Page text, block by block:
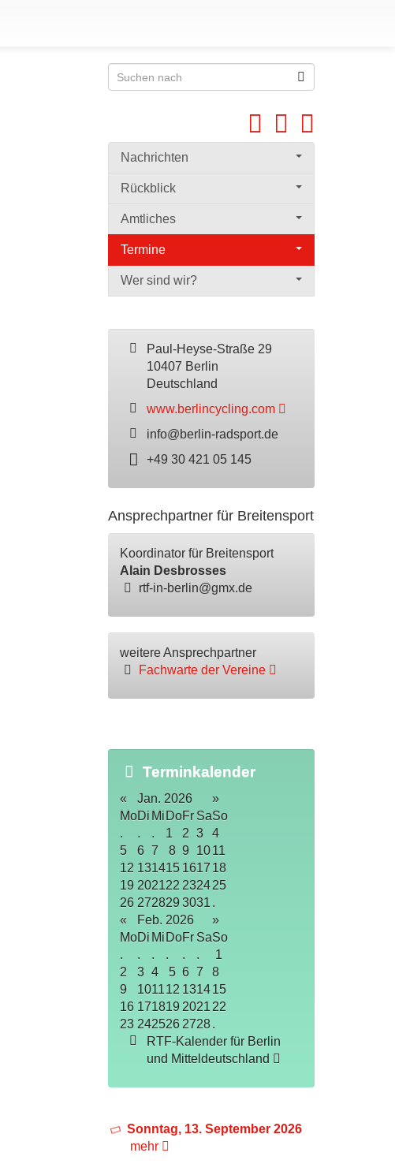
Nachrichten
Rückblick
Amtliches
Termine
Wer sind wir?
Paul-Heyse-Straße 29
10407 Berlin
Deutschland
www.berlincycling.com
info@berlin-radsport.de
+49 30 421 05 145
Ansprechpartner für Breitensport
Koordinator für Breitensport
Alain Desbrosses
rtf-in-berlin@gmx.de
weitere Ansprechpartner
Fachwarte der Vereine
Terminkalender
« Jan. 2026
»
MoDi Mi DoFr SaSo
.
. . 1 2 3
4
5
6 7 8 9 10 11
12 131415 1617 18
19 202122 2324 25
26 272829 3031 .
«
Feb. 2026
»
MoDi Mi DoFr SaSo
.
. . . . .
1
2
3 4 5 6 7
8
9
101112 1314 15
16 171819 2021 22
23 242526 2728 .
RTF-Kalender für Berlin
und Mitteldeutschland
Sonntag, 13. September 2026
mehr